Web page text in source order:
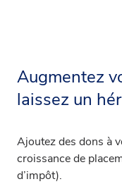
Augmentez
laissez un
Ajoutez des dons à
croissance de
d’impôt).